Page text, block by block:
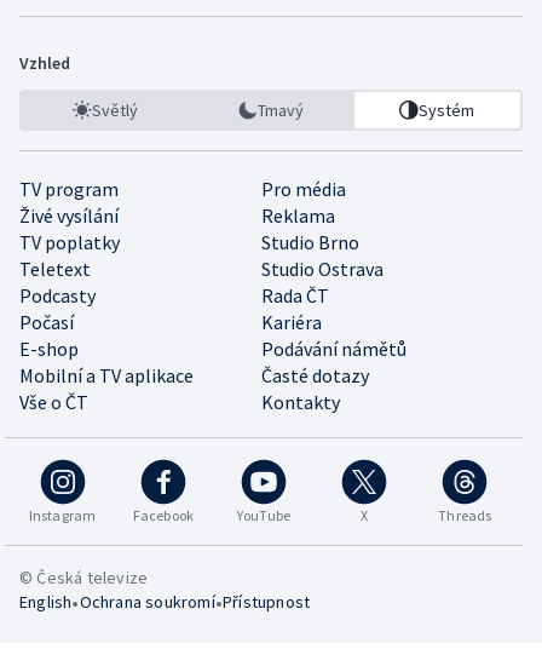
Vzhled
Světlý Tmavý Systém
TV program
Pro média
Živé vysílání
Reklama
TV poplatky
Studio Brno
Teletext
Studio Ostrava
Podcasty
Rada ČT
Počasí
Kariéra
E-shop
Podávání námětů
Mobilní a TV aplikace
Časté dotazy
Vše o ČT
Kontakty
Instagram Facebook YouTube X Threads
© Česká televize
English•Ochrana soukromí•Přístupnost